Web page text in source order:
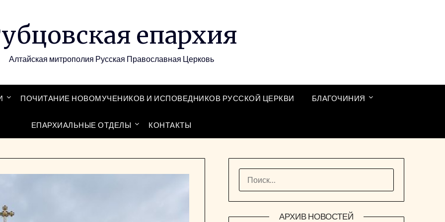
епархия
Алтайская митрополия Русская Православная Церковь
ПОЧИТАНИЕ НОВОМУЧЕНИКОВ И ИСПОВЕДНИКОВ РУССКОЙ ЦЕРКВИ БЛАГОЧИНИЯ
ЕПАРХИАЛЬНЫЕ ОТДЕЛЫ КОНТАКТЫ
АРХИВ НОВОСТЕЙ